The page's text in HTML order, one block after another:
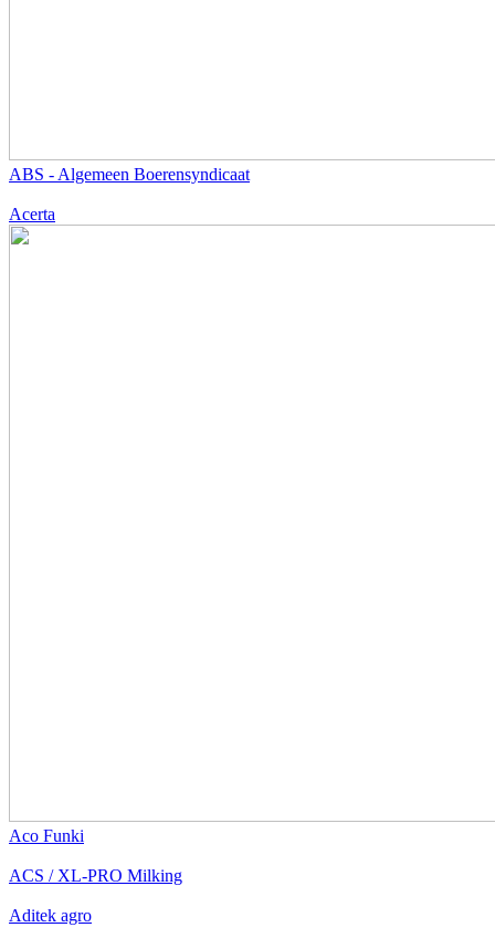
ABS - Algemeen Boerensyndicaat
Acerta
Aco Funki
ACS / XL-PRO Milking
Aditek agro